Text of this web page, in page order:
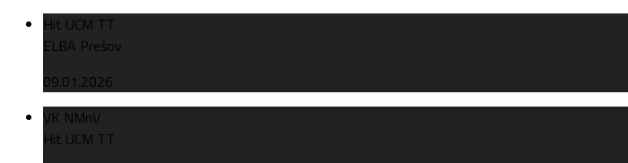
Hit UCM TT
ELBA Prešov
09.01.2026
VK NMnV
Hit UCM TT